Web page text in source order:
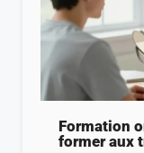
Formation
former aux